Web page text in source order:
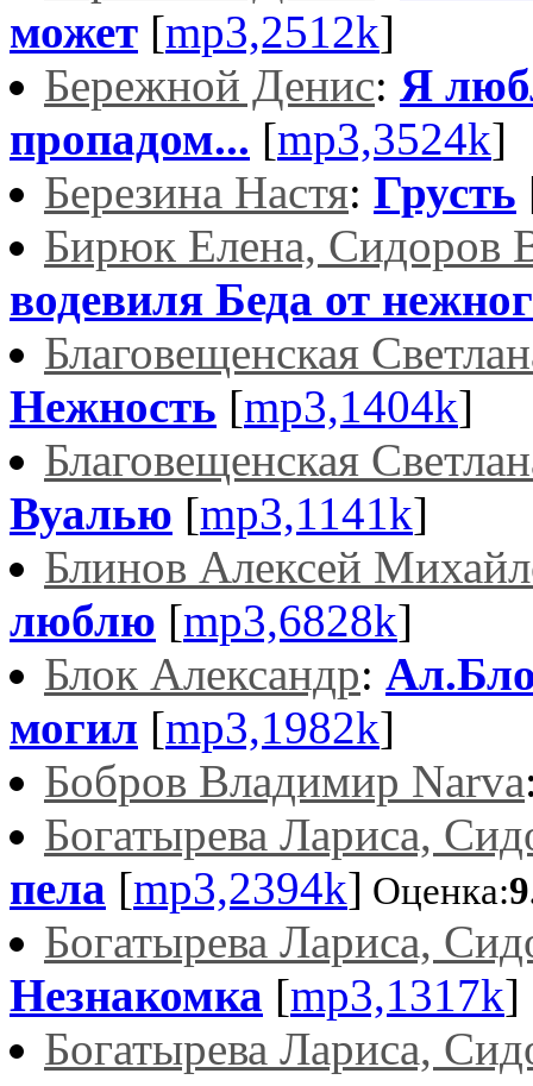
может [mp3,2512k]
Бережной Денис: Я
пропадом... [mp3,3524k]
Березина Настя: Грусть
Бирюк Елена, Сидоров
водевиля Беда от
Благовещенская
Нежность [mp3,1404k]
Благовещенская
Вуалью [mp3,1141k]
Блинов Алексей
люблю [mp3,6828k]
Блок Александр:
могил [mp3,1982k]
Бобров Владимир Narva
Богатырева Лариса,
пела [mp3,2394k] Оценка:
Богатырева Лариса,
Незнакомка [mp3,1317k]
Богатырева Лариса,